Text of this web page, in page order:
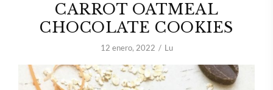
CARROT OATMEAL
CHOCOLATE COOKIES
12 enero, 2022 Lu